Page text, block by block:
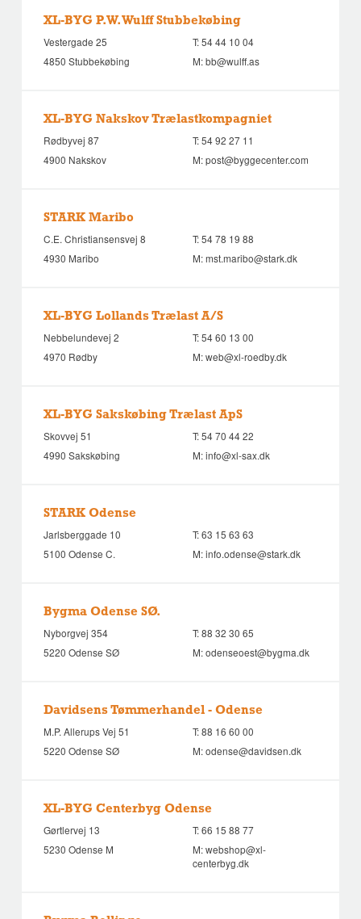
XL-BYG P.W. Wulff Stubbekøbing
Vestergade 25
4850 Stubbekøbing
T:54 44 10 04
M:bb@wulff.as
XL-BYG Nakskov Trælastkompagniet
Rødbyvej 87
4900 Nakskov
T:54 92 27 11
M:post@byggecenter.com
STARK Maribo
C.E. Christiansensvej 8
4930 Maribo
T:54 78 19 88
M:mst.maribo@stark.dk
XL-BYG Lollands Trælast A/S
Nebbelundevej 2
4970 Rødby
T:54 60 13 00
M:web@xl-roedby.dk
XL-BYG Sakskøbing Trælast ApS
Skovvej 51
4990 Sakskøbing
T:54 70 44 22
M:info@xl-sax.dk
STARK Odense
Jarlsberggade 10
5100 Odense C.
T:63 15 63 63
M:info.odense@stark.dk
Bygma Odense SØ.
Nyborgvej 354
5220 Odense SØ
T:88 32 30 65
M:odenseoest@bygma.dk
Davidsens Tømmerhandel - Odense
M.P. Allerups Vej 51
5220 Odense SØ
T:88 16 60 00
M:odense@davidsen.dk
XL-BYG Centerbyg Odense
Gørtlervej 13
5230 Odense M
T:66 15 88 77
M:webshop@xl-
centerbyg.dk